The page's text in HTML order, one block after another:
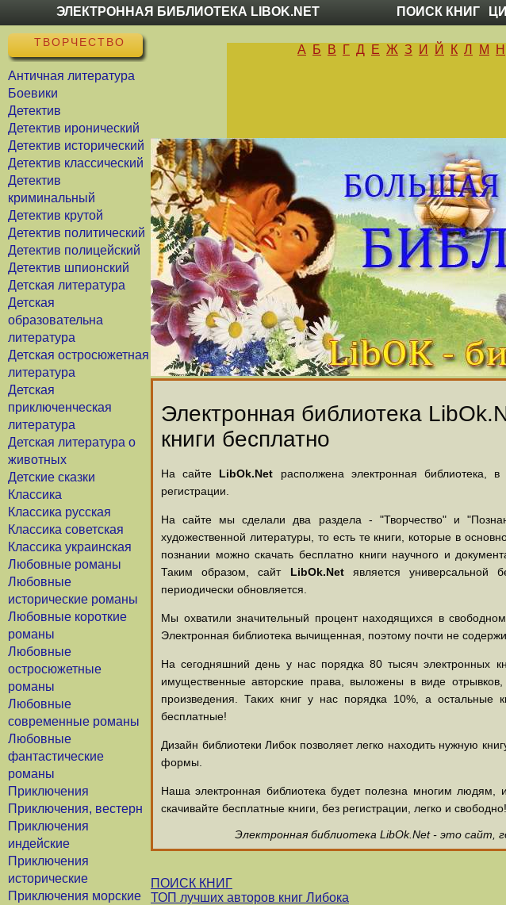
ЭЛЕКТРОННАЯ БИБЛИОТЕКА LIBOK.NET ПОИСК КНИГ
ТВОРЧЕСТВО
Античная литература
Боевики
Детектив
Детектив иронический
Детектив исторический
Детектив классический
Детектив
криминальный
Детектив крутой
Детектив политический
Детектив полицейский
Детектив шпионский
Детская литература
Детская
образовательна
литература
Детская остросюжетная
литература
Детская
приключенческая
литература
Детская литература о
животных
Детские сказки
Классика
Классика русская
Классика советская
Классика украинская
Любовные романы
Любовные
исторические романы
Любовные короткие
романы
Любовные
остросюжетные
романы
Любовные
современные романы
Любовные
фантастические
романы
Приключения
Приключения, вестерн
Приключения
индейские
Приключения
исторические
Приключения морские
А Б В Г Д Е Ж З И Й К Л М Н
Электронная библиотека
книги бесплатно
На сайте LibOk.Net располжена электронная библиотека,
регистрации.
На сайте мы сделали два раздела - "Творчество" и
художественной литературы, то есть те книги, которые в
познании можно скачать бесплатно книги научного и
Таким образом, сайт LibOk.Netявляется универсальной
периодически обновляется.
Мы охватили значительный процент находящихся в
Электронная библиотека вычищенная, поэтому почти не
На сегодняшний день у нас порядка 80 тысяч электронных
имущественные авторские права, выложены в виде
произведения. Таких книг у нас порядка 10%, а остальные
бесплатные!
Дизайн библиотеки Либок позволяет легко находить нужную
формы.
Наша электронная библиотека будет полезна многим
скачивайте бесплатные книги, без регистрации, легко и свободно!
Электронная библиотека LibOk.Net - это сайт,
ПОИСК КНИГ
ТОП лучших авторов книг Либока